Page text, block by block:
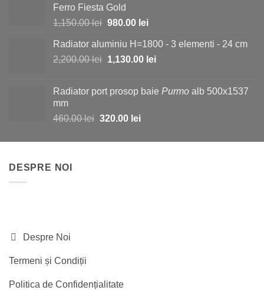
1,150.00 lei.
Ferro Fiesta Gold
1,150.00lei Prețul
a
fost:
980.00 leiPrețul
este:
980.00 lei.
Radiator aluminiu H=1800 - 3 elementi - 24 cm
2,200.00lei Prețul
fost:
1,130.00 leiPrețul
1,130.00 lei.
Radiator port prosop baie Purmo alb 500x1537
mm
460.00lei Prețul
a
320.00 leiPrețul
este:
DESPRE NOI
Despre Noi
Termeni și Condiții
Politica de Confidențialitate